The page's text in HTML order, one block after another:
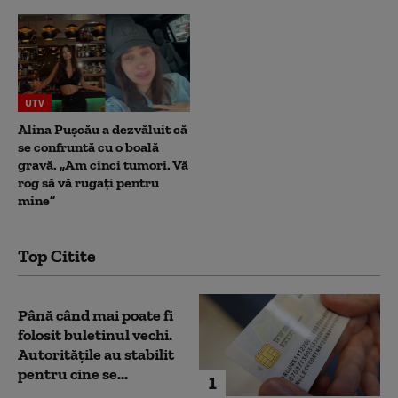
UTV
Alina Pușcău a dezvăluit că
se confruntă cu o boală
gravă. „Am cinci tumori. Vă
rog să vă rugați pentru
mine”
Top Citite
1
Până când mai poate fi
folosit buletinul vechi.
Autoritățile au stabilit
pentru cine se...